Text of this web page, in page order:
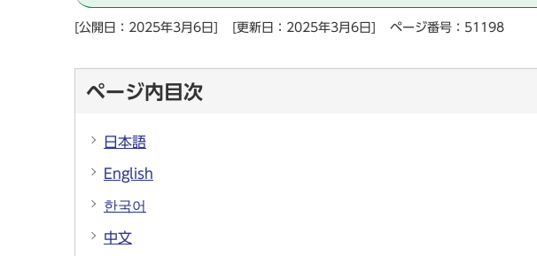
[公開日：2025年3月6日] [更新日：2025年3月6日] ページ番号：51198
ページ内目次
日本語
English
한국어
中文